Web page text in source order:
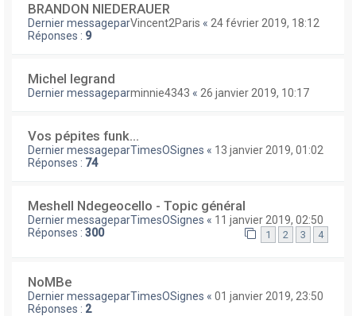
BRANDON NIEDERAUER
Dernier messageparVincent2Paris « 24 février 2019, 18:12
Réponses : 9
Michel legrand
Dernier messageparminnie4343 « 26 janvier 2019, 10:17
Vos pépites funk...
Dernier messageparTimesOSignes « 13 janvier 2019, 01:02
Réponses : 74
Meshell Ndegeocello - Topic général
Dernier messageparTimesOSignes « 11 janvier 2019, 02:50
Réponses : 300 1 2 3 4
NoMBe
Dernier messageparTimesOSignes « 01 janvier 2019, 23:50
Réponses : 2